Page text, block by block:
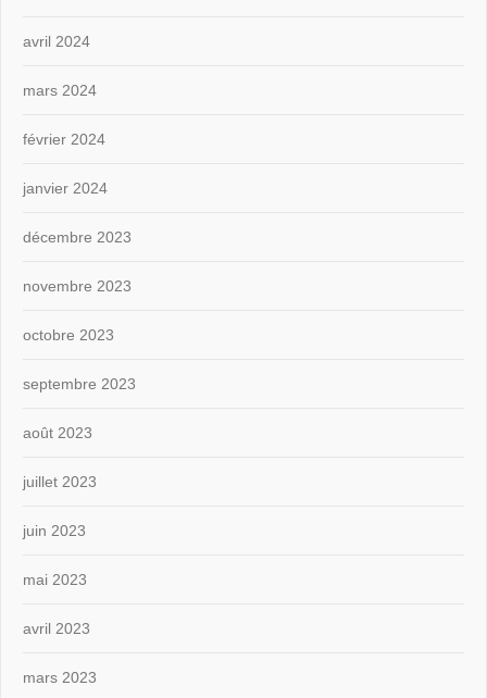
avril 2024
mars 2024
février 2024
janvier 2024
décembre 2023
novembre 2023
octobre 2023
septembre 2023
août 2023
juillet 2023
juin 2023
mai 2023
avril 2023
mars 2023